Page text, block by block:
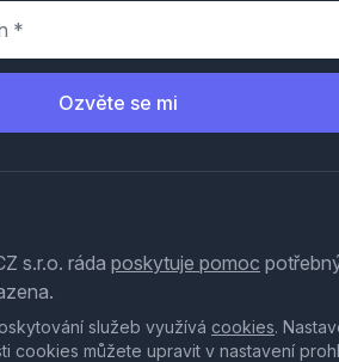
Ozvěte se mi
s.r.o. ráda poskytuje pomoc
služeb využívá cookies.
cookies můžete upravit v nastavení